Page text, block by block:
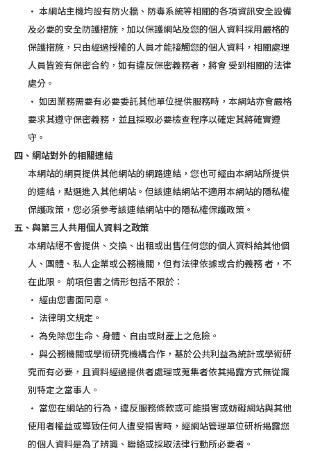
· 本網站主機均設有防火牆、防毒系統等相關的各項資訊安全設備
及必要的安全防護措施，加以保護網站及您的個人資料採用嚴格的
保護措施，只由經過授權的人員才能接觸您的個人資料，相關處理
人員皆簽有保密合約，如有違反保密義務者，將會 受到相關的法律
處分。
· 如因業務需要有必要委託其他單位提供服務時，本網站亦會嚴格
要求其遵守保密義務，並且採取必要檢查程序以確定其將確實遵
守。
四、網站對外的相關連結
本網站的網頁提供其他網站的網路連結，您也可經由本網站所提供
的連結，點選進入其他網站。但該連結網站不適用本網站的隱私權
保護政策，您必須參考該連結網站中的隱私權保護政策。
五、與第三人共用個人資料之政策
本網站絕不會提供、交換、出租或出售任何您的個人資料給其他個
人、團體、私人企業或公務機關，但有法律依據或合約義務 者，不
在此限。 前項但書之情形包括不限於：
· 經由您書面同意。
· 法律明文規定。
· 為免除您生命、身體、自由或財產上之危險。
· 與公務機關或學術研究機構合作，基於公共利益為統計或學術研
究而有必要，且資料經過提供者處理或蒐集者依其揭露方式無從識
別特定之當事人。
· 當您在網站的行為，違反服務條款或可能損害或妨礙網站與其他
使用者權益或導致任何人遭受損害時，經網站管理單位研析揭露您
的個人資料是為了辨識、聯絡或採取法律行動所必要者。